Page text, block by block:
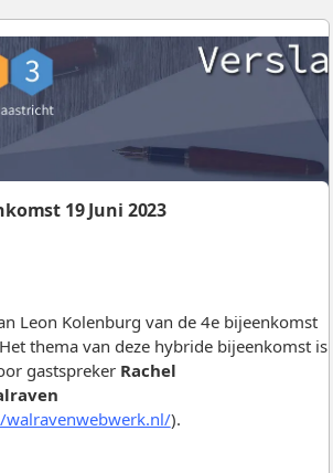
19 Juni 2023
Leon Kolenburg van de 4e bijeenkomst
thema van deze hybride bijeenkomst is
gastspreker Rachel
walravenwebwerk.nl/).